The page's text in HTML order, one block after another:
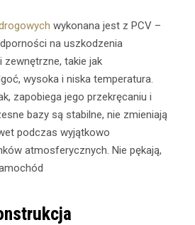
wykonana jest z PCV –
na uszkodzenia
zewnętrzne, takie jak
wysoka i niska temperatura.
zapobiega jego przekręcaniu i
bazy są stabilne, nie zmieniają
podczas wyjątkowo
atmosferycznych. Nie pękają,